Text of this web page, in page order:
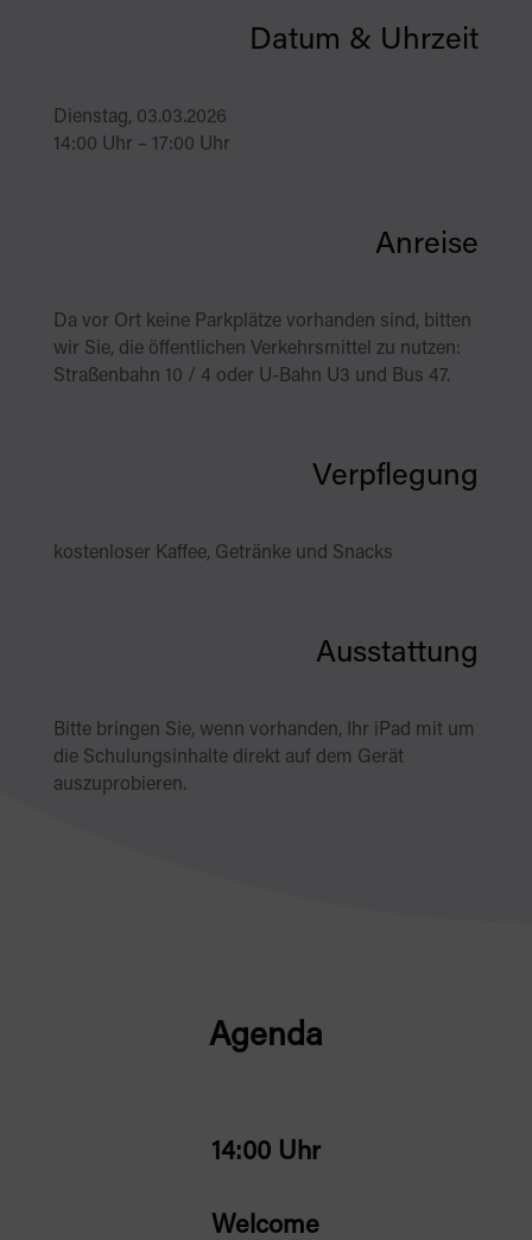
Datum & Uhrzeit
Dienstag, 03.03.2026
14:00 Uhr – 17:00 Uhr
Anreise
Da vor Ort keine Parkplätze vorhanden sind, bitten
wir Sie, die öffentlichen Verkehrsmittel zu nutzen:
Straßenbahn 10 / 4 oder U-Bahn U3 und Bus 47.
Verpflegung
kostenloser Kaffee, Getränke und Snacks
Ausstattung
Bitte bringen Sie, wenn vorhanden, Ihr iPad mit um
die Schulungsinhalte direkt auf dem Gerät
auszuprobieren.
Agenda
14:00 Uhr
Welcome